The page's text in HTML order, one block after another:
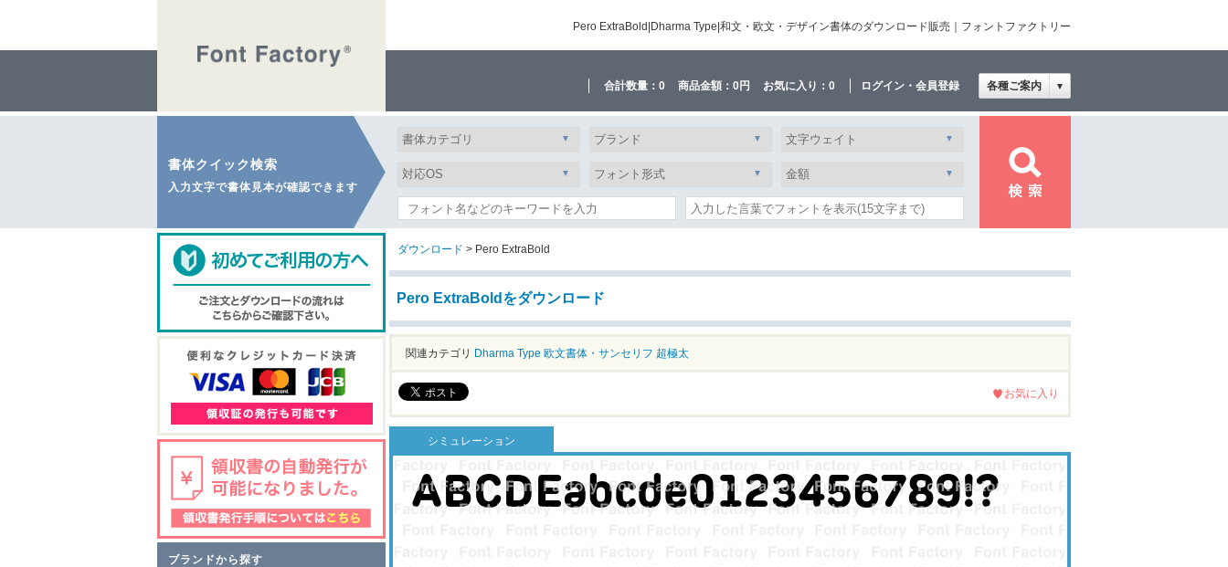
Pero ExtraBold|Dharma Type|和文・欧文・デザイン書体のダウンロード販売｜フォントファクトリー
合計数量： 0 商品金額： 0円 お気に入り： 0 ログイン・会員登録 各種ご案内 ▼
書体クイック検索
入力文字で書体見本が確認できます
ブランドから探す
ダウンロード > Pero ExtraBold
Pero ExtraBoldをダウンロード
関連カテゴリ Dharma Type 欧文書体・サンセリフ 超極太
お気に入り
シミュレーション